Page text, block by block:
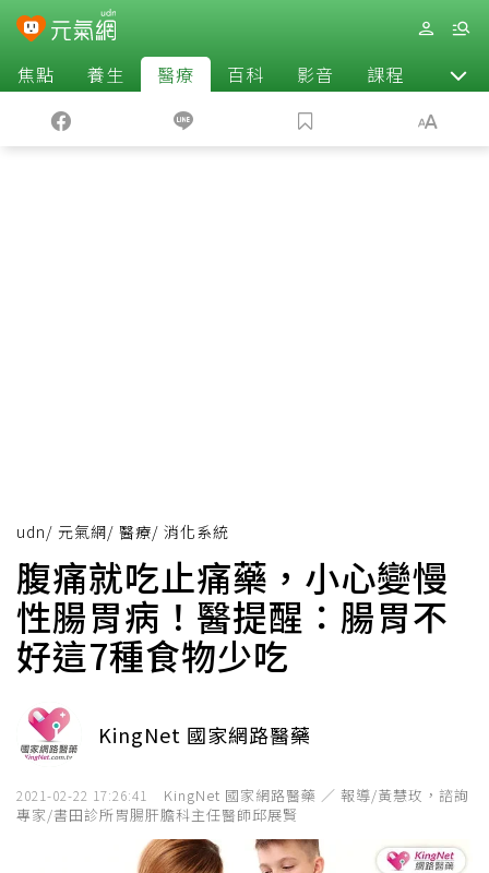
焦點 養生 醫療 百科 影音 課程 退休
udn/ 元氣網/ 醫療/ 消化系統
腹痛就吃止痛藥，小心變慢
性腸胃病！醫提醒：腸胃不
好這7種食物少吃
KingNet 國家網路醫藥
2021-02-22 17:26:41
KingNet 國家網路醫藥 ／ 報導/黃慧玫，諮詢
專家/書田診所胃腸肝膽科主任醫師邱展賢